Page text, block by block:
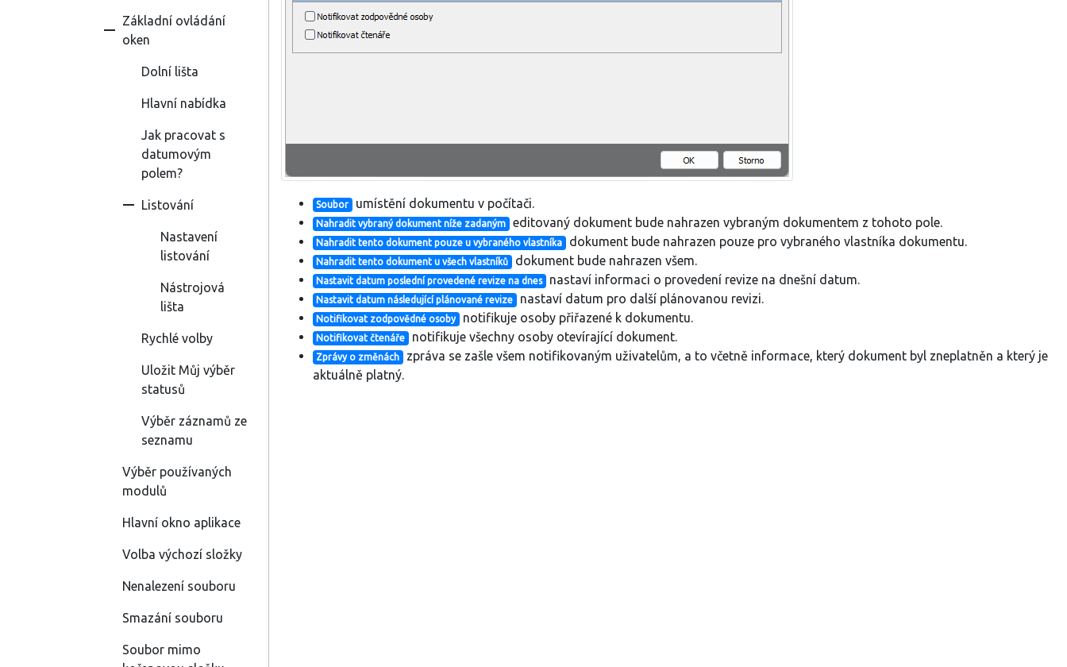
Základní ovládání
oken
Dolní lišta
Hlavní nabídka
Jak pracovat s
datumovým
polem?
Listování
Nastavení
listování
Nástrojová
lišta
Rychlé volby
Uložit Můj výběr
statusů
Výběr záznamů ze
seznamu
Výběr používaných
modulů
Hlavní okno aplikace
Volba výchozí složky
Nenalezení souboru
Smazání souboru
Soubor mimo
Soubor umístění dokumentu v počítači.
Nahradit vybraný dokument níže zadaným editovaný dokument bude nahrazen vybraným dokumentem z tohoto pole.
Nahradit tento dokument pouze u vybraného vlastníka dokument bude nahrazen pouze pro vybraného vlastníka dokumentu.
Nahradit tento dokument u všech vlastníků dokument bude nahrazen všem.
Nastavit datum poslední provedené revize na dnes nastaví informaci o provedení revize na dnešní datum.
Nastavit datum následující plánované revize nastaví datum pro další plánovanou revizi.
Notifikovat zodpovědné osoby notifikuje osoby přiřazené k dokumentu.
Notifikovat čtenáře notifikuje všechny osoby otevírající dokument.
Zprávy o změnách
zpráva se zašle všem notifikovaným uživatelům, a to včetně informace, který dokument byl zneplatněn a který je
aktuálně platný.